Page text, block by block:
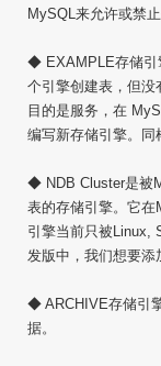
MySQL来允许或禁止
◆ EXAMPLE存储引
个引擎创建表，但没
目的是服务，在
编写新存储引擎。同
◆ NDB Cluster是被
表的存储引擎。它
引擎当前只被Linux,
发版中，我们想要添
◆ ARCHIVE存储引
据。